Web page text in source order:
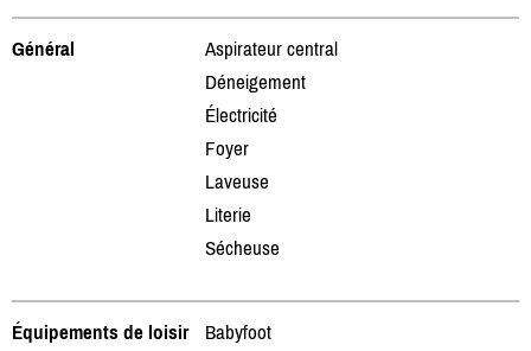
Général
Aspirateur central
Déneigement
Électricité
Foyer
Laveuse
Literie
Sécheuse
Équipements de loisir
Babyfoot